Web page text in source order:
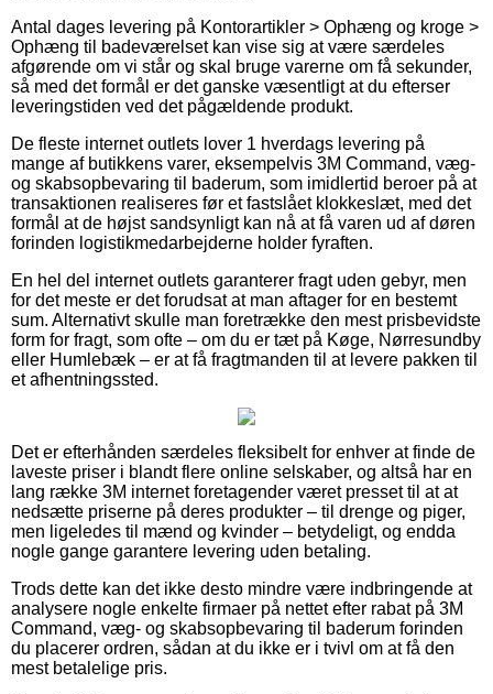
Antal dages levering på Kontorartikler > Ophæng og kroge >
Ophæng til badeværelset kan vise sig at være særdeles
afgørende om vi står og skal bruge varerne om få sekunder,
så med det formål er det ganske væsentligt at du efterser
leveringstiden ved det pågældende produkt.
De fleste internet outlets lover 1 hverdags levering på
mange af butikkens varer, eksempelvis 3M Command, væg-
og skabsopbevaring til baderum, som imidlertid beroer på at
transaktionen realiseres før et fastslået klokkeslæt, med det
formål at de højst sandsynligt kan nå at få varen ud af døren
forinden logistikmedarbejderne holder fyraften.
En hel del internet outlets garanterer fragt uden gebyr, men
for det meste er det forudsat at man aftager for en bestemt
sum. Alternativt skulle man foretrække den mest prisbevidste
form for fragt, som ofte – om du er tæt på Køge, Nørresundby
eller Humlebæk – er at få fragtmanden til at levere pakken til
et afhentningssted.
Det er efterhånden særdeles fleksibelt for enhver at finde de
laveste priser i blandt flere online selskaber, og altså har en
lang række 3M internet foretagender været presset til at at
nedsætte priserne på deres produkter – til drenge og piger,
men ligeledes til mænd og kvinder – betydeligt, og endda
nogle gange garantere levering uden betaling.
Trods dette kan det ikke desto mindre være indbringende at
analysere nogle enkelte firmaer på nettet efter rabat på 3M
Command, væg- og skabsopbevaring til baderum forinden
du placerer ordren, sådan at du ikke er i tvivl om at få den
mest betalelige pris.